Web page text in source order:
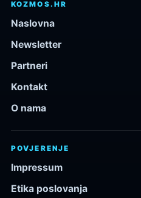
KOZMOS.HR
Naslovna
Newsletter
Partneri
Kontakt
O nama
POVJERENJE
Impressum
Etika poslovanja